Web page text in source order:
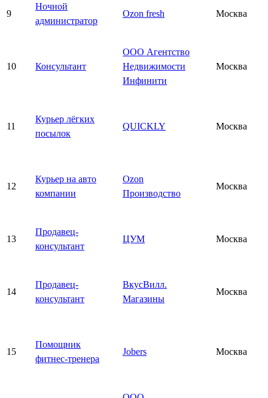
9
Ночной
администратор
Ozon fresh Москва
10 Консультант
ООО Агентство
Недвижимости
Инфинити
Москва
11
Курьер лёгких
посылок
QUICKLY Москва
12
Курьер на авто
компании
Ozon
Производство
Москва
13
Продавец-
консультант
ЦУМ Москва
14
Продавец-
консультант
ВкусВилл.
Магазины
Москва
15
Помощник
фитнес-тренера
Jobers Москва